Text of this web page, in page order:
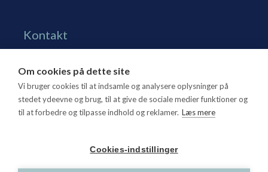
Kontakt
1270 Kbh. K
Tlf. 70 15 95 00
dtl@dtl.eu
Om cookies på dette site
Vi bruger cookies til at indsamle og analysere oplysninger på
stedet ydeevne og brug, til at give de sociale medier funktioner og
til at forbedre og tilpasse indhold og reklamer. Læs mere
Cookies-indstillinger